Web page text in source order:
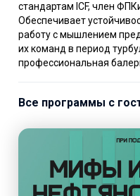
стандартам ICF, член
Обеспечивает
работу с мышлением
их команд в период
профессиональная
Все программы с